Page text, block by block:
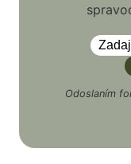
Odoslaním